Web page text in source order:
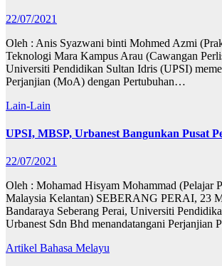
22/07/2021
Oleh : Anis Syazwani binti Mohmed Azmi
Teknologi Mara Kampus Arau (Cawangan
Universiti Pendidikan Sultan Idris (UPSI)
Perjanjian (MoA) dengan Pertubuhan…
Lain-Lain
UPSI, MBSP, Urbanest Bangunkan Pusat
22/07/2021
Oleh : Mohamad Hisyam Mohammad (Pelajar
Malaysia Kelantan) SEBERANG PERAI, 23
Bandaraya Seberang Perai, Universiti
Urbanest Sdn Bhd menandatangani Perjanjian
Artikel Bahasa Melayu